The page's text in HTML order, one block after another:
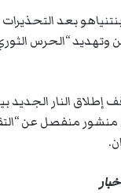
بعد
وتهديد “الحرس
النار الجديد
منفصل عن